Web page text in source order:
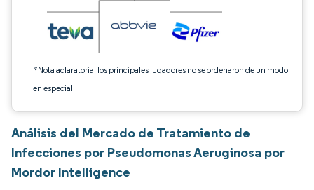
*Nota aclaratoria: los principales jugadores no se ordenaron de un modo
en especial
Análisis del Mercado de Tratamiento de
Infecciones por Pseudomonas Aeruginosa por
Mordor Intelligence